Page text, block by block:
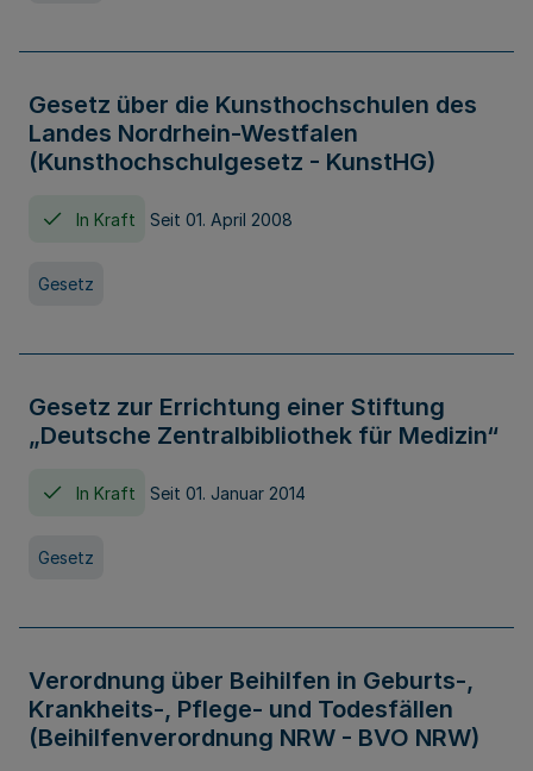
Gesetz über die Kunsthochschulen des
Landes Nordrhein-Westfalen
(Kunsthochschulgesetz - KunstHG)
In Kraft Seit 01. April 2008
Gesetz
Gesetz zur Errichtung einer Stiftung
„Deutsche Zentralbibliothek für Medizin“
In Kraft Seit 01. Januar 2014
Gesetz
Verordnung über Beihilfen in Geburts-,
Krankheits-, Pflege- und Todesfällen
(Beihilfenverordnung NRW - BVO NRW)